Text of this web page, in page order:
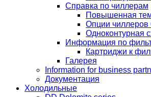
Справка по чиллерам
Повышенная
Опции чиллеров
Одноконтурная
Информация по
Картриджи к
Галерея
Information for business
Документация
Холодильные